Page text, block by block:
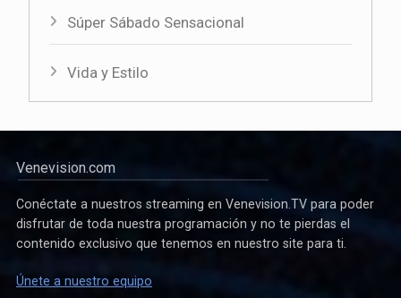
Súper Sábado Sensacional
Vida y Estilo
Venevision.com
Conéctate a nuestros streaming en Venevision.TV para poder
disfrutar de toda nuestra programación y no te pierdas el
contenido exclusivo que tenemos en nuestro site para ti.
Únete a nuestro equipo